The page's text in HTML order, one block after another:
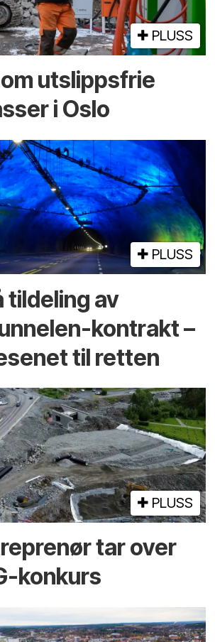
PLUSS
utslippsfrie
i Oslo
PLUSS
tildeling av
kontrakt –
til retten
PLUSS
tar over
konkurs